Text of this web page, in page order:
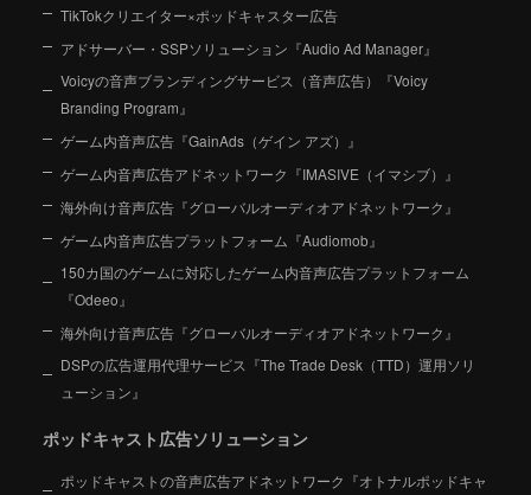
TikTokクリエイター×ポッドキャスター広告
アドサーバー・SSPソリューション『Audio Ad Manager』
Voicyの音声ブランディングサービス（音声広告）『Voicy
Branding Program』
ゲーム内音声広告『GainAds（ゲイン アズ）』
ゲーム内音声広告アドネットワーク『IMASIVE（イマシブ）』
海外向け音声広告『グローバルオーディオアドネットワーク』
ゲーム内音声広告プラットフォーム『Audiomob』
150カ国のゲームに対応したゲーム内音声広告プラットフォーム
『Odeeo』
海外向け音声広告『グローバルオーディオアドネットワーク』
DSPの広告運用代理サービス『The Trade Desk（TTD）運用ソリ
ューション』
ポッドキャスト広告ソリューション
ポッドキャストの音声広告アドネットワーク『オトナルポッドキャ